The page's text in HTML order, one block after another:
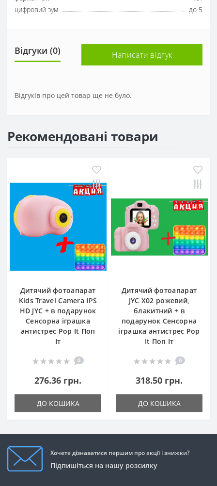
цифровий зум
до 5
Відгуки (0) Написати відгук
Відгуків про цей товар ще не було.
Рекомендовані товари
Дитячий фотоапарат
Kids Travel Camera IPS
HD JYC + в подарунок
Сенсорна іграшка
антистрес Pop It Поп
Іт
0
276.36 грн.
ДО КОШИКА
Дитячий фотоапарат
JYC X02 рожевий,
блакитний + в
подарунок Сенсорна
іграшка антистрес Pop
It Поп Іт
0
318.50 грн.
ДО КОШИКА
Хочете дізнаватися першим про акції і знижки?
Підпишіться на нашу розсилку